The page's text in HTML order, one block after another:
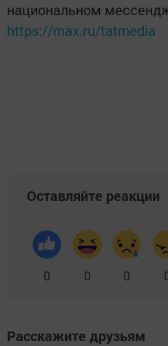
национальном
https://max.ru/tatmedia
Оставляйте реакции
0 0 0
Расскажите друзьям